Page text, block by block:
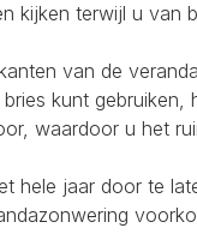
kijken terwijl u van
van de
kunt
waardoor u het
hele jaar door te